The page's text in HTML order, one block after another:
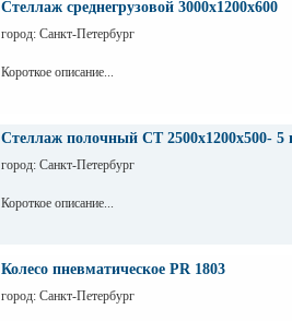
Стеллаж среднегрузовой 3000х1200х600
город: Санкт-Петербург
Короткое описание...
Стеллаж полочный СТ 2500х1200х500- 5
город: Санкт-Петербург
Короткое описание...
Колесо пневматическое PR 1803
город: Санкт-Петербург